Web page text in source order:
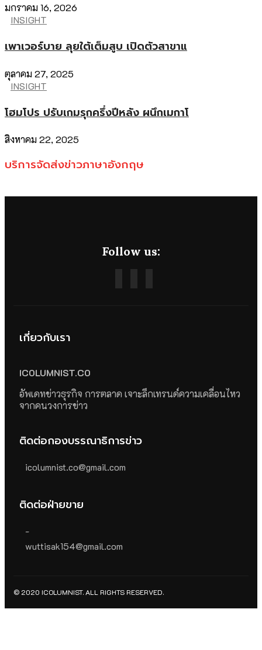
มกราคม 16, 2026
INSIGHT
เพาเวอร์บาย ลุยใต้เต็มสูบ เปิดตัวสาขาแ
ตุลาคม 27, 2025
INSIGHT
โฮมโปร ปรับเกมรุกครึ่งปีหลัง ผนึกเมกาโ
สิงหาคม 22, 2025
บริการจัดส่งข่าวภาษาอังกฤษ
Follow us:
เกี่ยวกับเรา
ICOLUMNIST.CO
อัพเดทข่าวธุรกิจ การตลาด เจาะลึกเทรนด์ความเคลื่อนไหว
จากคนวงการข่าว
ติดต่อกองบรรณาธิการข่าว
icolumnist.co@gmail.com
ติดต่อฝ่ายขาย
-
wuttisak154@gmail.com
© 2020 ICOLUMNIST. ALL RIGHTS RESERVED.